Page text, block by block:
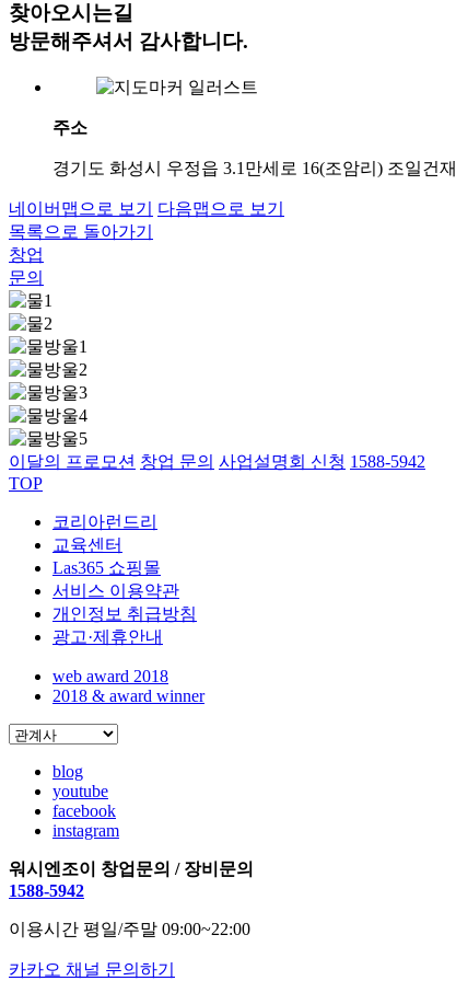
찾아오시는길
방문해주셔서 감사합니다.
주소
경기도 화성시 우정읍 3.1만세로 16(조암리) 조일건재
네이버맵으로 보기
다음맵으로 보기
목록으로 돌아가기
창업
문의
이달의 프로모션 창업 문의 사업설명회 신청 1588-5942
TOP
코리아런드리
교육센터
Las365 쇼핑몰
서비스 이용약관
개인정보 취급방침
광고·제휴안내
web award 2018
2018 & award winner
blog
youtube
facebook
instagram
워시엔조이 창업문의 / 장비문의
1588-5942
이용시간 평일/주말 09:00~22:00
카카오 채널 문의하기